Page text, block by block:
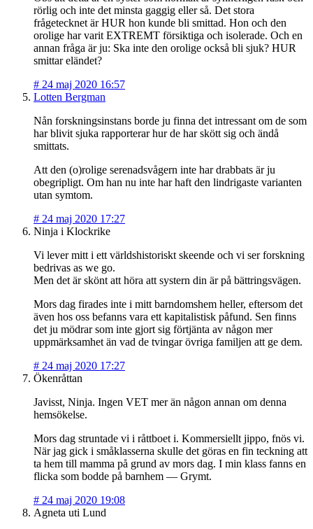
rörlig och inte det minsta gaggig eller så. Det stora
frågetecknet är HUR hon kunde bli smittad. Hon och den
orolige har varit EXTREMT försiktiga och isolerade. Och en
annan fråga är ju: Ska inte den orolige också bli sjuk? HUR
smittar eländet?
# 24 maj 2020 16:57
Lotten Bergman
Nån forskningsinstans borde ju finna det intressant om de som
har blivit sjuka rapporterar hur de har skött sig och ändå
smittats.
Att den (o)rolige serenadsvågern inte har drabbats är ju
obegripligt. Om han nu inte har haft den lindrigaste varianten
utan symtom.
# 24 maj 2020 17:27
Ninja i Klockrike
Vi lever mitt i ett världshistoriskt skeende och vi ser forskning
bedrivas as we go.
Men det är skönt att höra att systern din är på bättringsvägen.
Mors dag firades inte i mitt barndomshem heller, eftersom det
även hos oss befanns vara ett kapitalistisk påfund. Sen finns
det ju mödrar som inte gjort sig förtjänta av någon mer
uppmärksamhet än vad de tvingar övriga familjen att ge dem.
# 24 maj 2020 17:27
Ökenråttan
Javisst, Ninja. Ingen VET mer än någon annan om denna
hemsökelse.
Mors dag struntade vi i råttboet i. Kommersiellt jippo, fnös vi.
När jag gick i småklasserna skulle det göras en fin teckning att
ta hem till mamma på grund av mors dag. I min klass fanns en
flicka som bodde på barnhem — Grymt.
# 24 maj 2020 19:08
Agneta uti Lund